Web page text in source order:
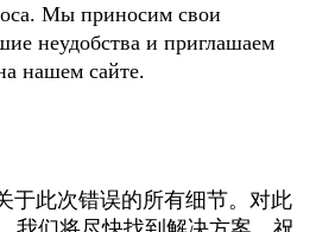
Мы приносим свои
неудобства и приглашаем
нашем сайте.
于此次错误的所有细节。对此